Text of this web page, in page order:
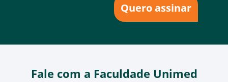
Quero assinar
Fale com a Faculdade Unimed